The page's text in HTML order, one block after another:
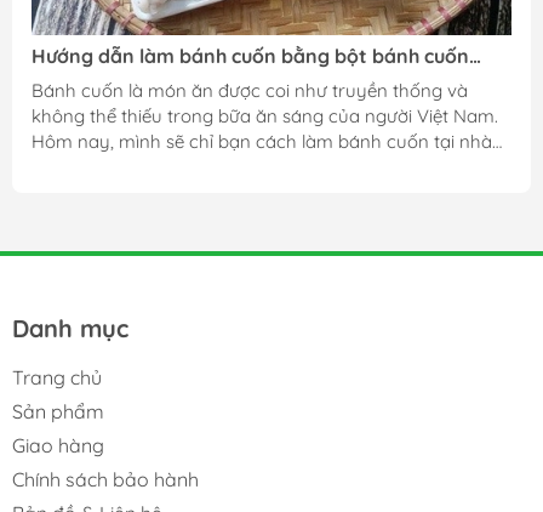
Hướng dẫn làm bánh cuốn bằng bột bánh cuốn
Vĩnh Thuận
Bánh cuốn là món ăn được coi như truyền thống và
không thể thiếu trong bữa ăn sáng của người Việt Nam.
Hôm nay, mình sẽ chỉ bạn cách làm bánh cuốn tại nhà
Danh mục
Trang chủ
Sản phẩm
Giao hàng
Chính sách bảo hành